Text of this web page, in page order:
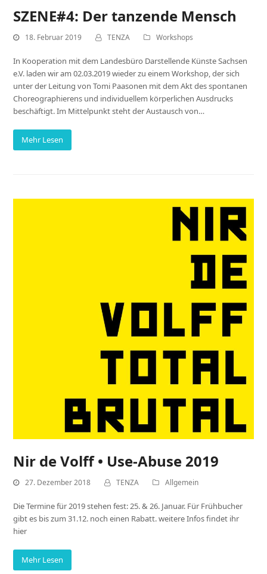
SZENE#4: Der tanzende Mensch
18. Februar 2019 TENZA Workshops
In Kooperation mit dem Landesbüro Darstellende Künste Sachsen
e.V. laden wir am 02.03.2019 wieder zu einem Workshop, der sich
unter der Leitung von Tomi Paasonen mit dem Akt des spontanen
Choreographierens und individuellem körperlichen Ausdrucks
beschäftigt. Im Mittelpunkt steht der Austausch von…
Mehr Lesen
Nir de Volff • Use-Abuse 2019
27. Dezember 2018 TENZA Allgemein
Die Termine für 2019 stehen fest: 25. & 26. Januar. Für Frühbucher
gibt es bis zum 31.12. noch einen Rabatt. weitere Infos findet ihr
hier
Mehr Lesen